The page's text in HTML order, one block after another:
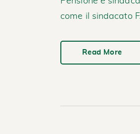
come il sindacato
Read More